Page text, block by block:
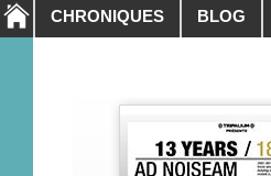
CHRONIQUES BLOG